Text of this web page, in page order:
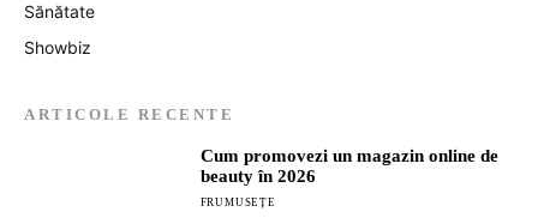
Sănătate
Showbiz
ARTICOLE RECENTE
Cum promovezi un magazin online de
beauty în 2026
FRUMUSEȚE